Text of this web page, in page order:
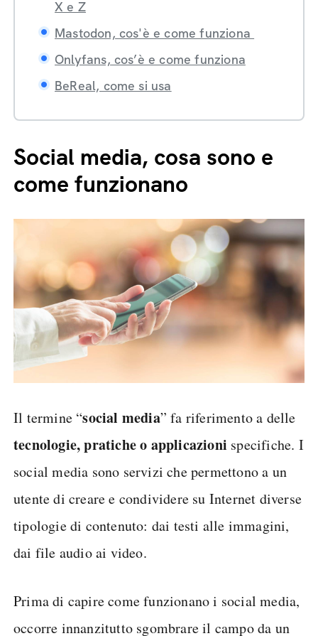
X e Z
Mastodon, cos'è e come funziona
Onlyfans, cos’è e come funziona
BeReal, come si usa
Social media, cosa sono e
come funzionano
Il termine “social media” fa riferimento a delle
tecnologie, pratiche o applicazioni specifiche. I
social media sono servizi che permettono a un
utente di creare e condividere su Internet diverse
tipologie di contenuto: dai testi alle immagini,
dai file audio ai video.
Prima di capire come funzionano i social media,
occorre innanzitutto sgombrare il campo da un